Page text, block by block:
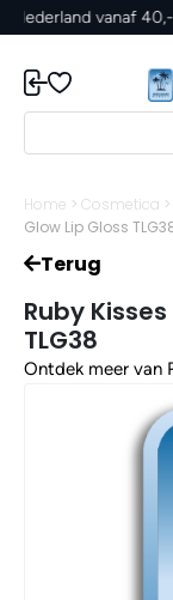
✔ Gratis
Home > Cosmetica >
Glow Lip Gloss
Terug
Ruby
TLG38
Ontdek meer van